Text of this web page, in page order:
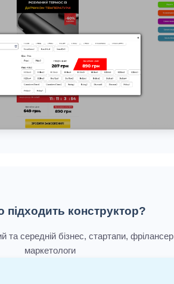
підходить конструктор?
та середній бізнес, стартапи,
маркетологи